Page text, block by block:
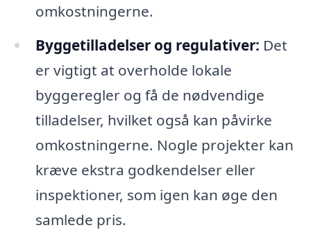
omkostningerne.
Byggetilladelser og regulativer: Det
er vigtigt at overholde lokale
byggeregler og få de nødvendige
tilladelser, hvilket også kan påvirke
omkostningerne. Nogle projekter kan
kræve ekstra godkendelser eller
inspektioner, som igen kan øge den
samlede pris.